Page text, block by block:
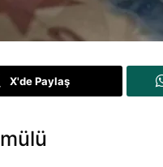
X'de Paylaş